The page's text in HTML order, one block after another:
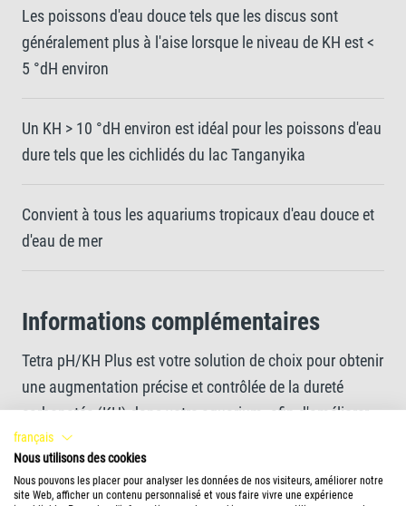
Les poissons d'eau douce tels que les discus sont
généralement plus à l'aise lorsque le niveau de KH est <
5 °dH environ
Un KH > 10 °dH environ est idéal pour les poissons d'eau
dure tels que les cichlidés du lac Tanganyika
Convient à tous les aquariums tropicaux d'eau douce et
d'eau de mer
Informations complémentaires
Tetra pH/KH Plus est votre solution de choix pour obtenir
une augmentation précise et contrôlée de la dureté
carbonatée (KH) dans votre aquarium, afin d'améliorer
les conditions de vie de certaines espèces de poissons.
La valeur du pH est influencée à la fois par le niveau de
KH et le niveau de dioxyde de carbone (CO2), et ce
En savoir plus
français
Nous utilisons des cookies
Nous pouvons les placer pour analyser les données de nos visiteurs, améliorer notre
site Web, afficher un contenu personnalisé et vous faire vivre une expérience